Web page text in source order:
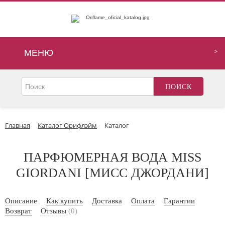
МЕНЮ
Главная Каталог Орифлэйм Каталог
ПАРФЮМЕРНАЯ ВОДА MISS
GIORDANI [МИСС ДЖОРДАНИ]
Описание Как купить Доставка Оплата
Гарантии
Возврат
Отзывы (0)